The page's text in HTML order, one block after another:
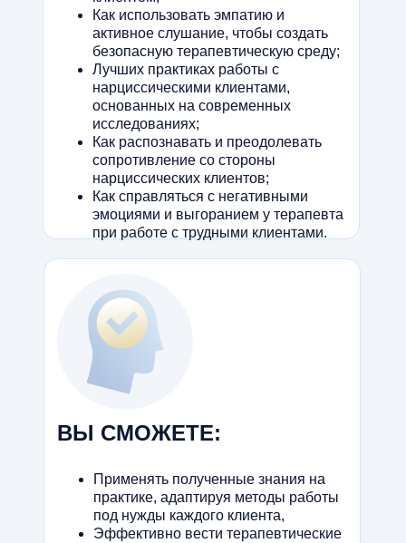
Применять полученные знания на
практике, адаптируя методы работы
под нужды каждого клиента,
Эффективно вести терапевтические
ВЫ СМОЖЕТЕ:
Как использовать эмпатию и
активное слушание, чтобы создать
безопасную терапевтическую среду;
Лучших практиках работы с
нарциссическими клиентами,
основанных на современных
исследованиях;
Как распознавать и преодолевать
сопротивление со стороны
нарциссических клиентов;
Как справляться с негативными
эмоциями и выгоранием у терапевта
при работе с трудными клиентами.